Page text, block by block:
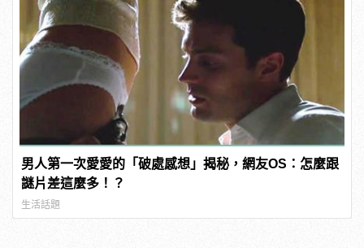
男人第一次愛愛的「破處感想」揭秘，網友OS：怎麼跟
謎片差這麼多！？
生活話題